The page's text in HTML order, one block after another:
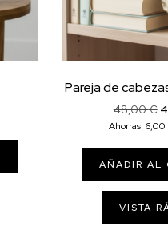
Pareja de
48,00€ El
Ahorras: 6,00
AÑADIR AL
VISTA